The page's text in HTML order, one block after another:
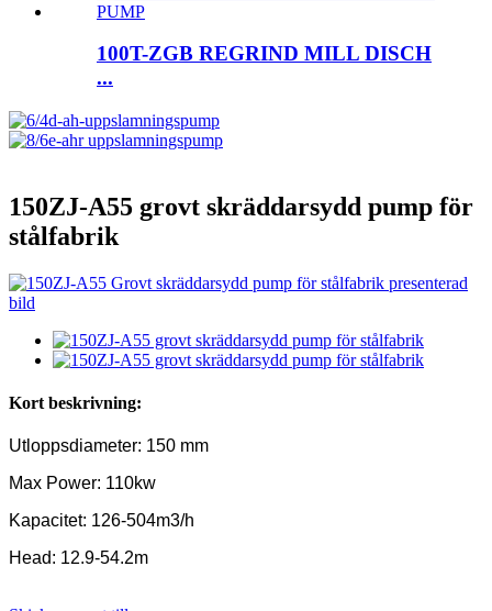
100T-ZGB REGRIND MILL DISCH
...
150ZJ-A55 grovt skräddarsydd pump för
stålfabrik
Kort beskrivning:
Utloppsdiameter: 150 mm
Max Power: 110kw
Kapacitet: 126-504m3/h
Head: 12.9-54.2m